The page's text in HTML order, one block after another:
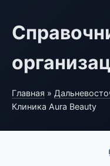
Главная »
Клиника Aura Beauty